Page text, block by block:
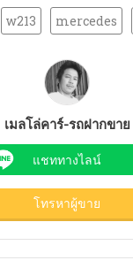
w213 mercedes
เมลโล่คาร์-รถฝากขาย
แชททางไลน์
โทรหาผู้ขาย